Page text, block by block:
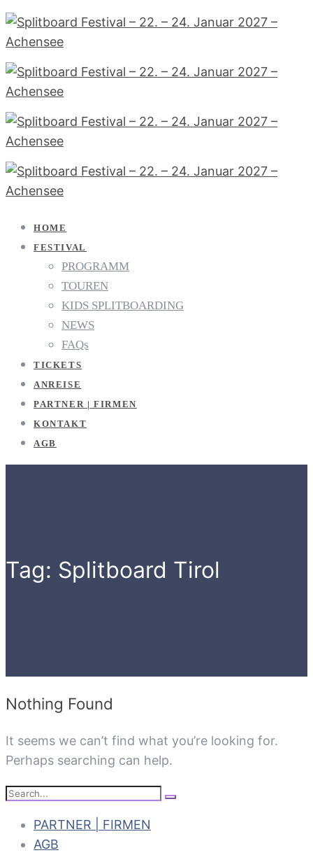
HOME
FESTIVAL
PROGRAMM
TOUREN
KIDS SPLITBOARDING
NEWS
FAQs
TICKETS
ANREISE
PARTNER | FIRMEN
KONTAKT
AGB
Tag: Splitboard Tirol
Nothing Found
It seems we can’t find what you’re looking for.
Perhaps searching can help.
Search
Search
PARTNER | FIRMEN
AGB